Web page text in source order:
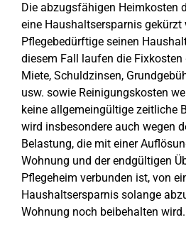
Die abzugsfähigen Heimkosten
eine Haushaltsersparnis gekürzt
Pflegebedürftige seinen
diesem Fall laufen die
Miete, Schuldzinsen,
usw. sowie Reinigungskosten
keine allgemeingültige zeitliche
wird insbesondere auch wegen
Belastung, die mit einer
Wohnung und der endgültigen
Pflegeheim verbunden ist, von
Haushaltsersparnis solange
Wohnung noch beibehalten wird.